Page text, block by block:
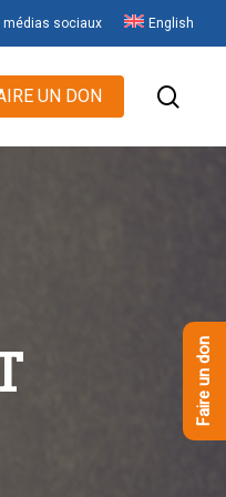
médias sociaux English
UN DON
Faire un don